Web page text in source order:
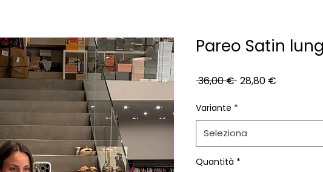
Pareo Satin
36,00 € Prezzo
28,80 €
Variante *
Seleziona
Quantità *